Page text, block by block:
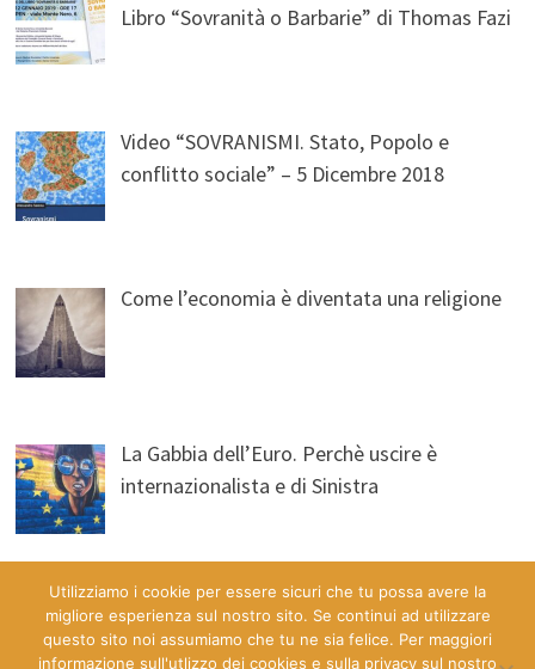
Libro “Sovranità o Barbarie” di Thomas Fazi
Video “SOVRANISMI. Stato, Popolo e
conflitto sociale” – 5 Dicembre 2018
Come l’economia è diventata una religione
La Gabbia dell’Euro. Perchè uscire è
internazionalista e di Sinistra
Utilizziamo i cookie per essere sicuri che tu possa avere la
migliore esperienza sul nostro sito. Se continui ad utilizzare
questo sito noi assumiamo che tu ne sia felice. Per maggiori
informazione sull'utlizzo dei cookies e sulla privacy sul nostro